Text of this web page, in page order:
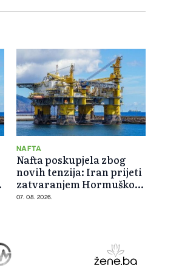
NAFTA
Nafta poskupjela zbog
novih tenzija: Iran prijeti
zatvaranjem Hormuškog
moreuza
07. 08. 2026.